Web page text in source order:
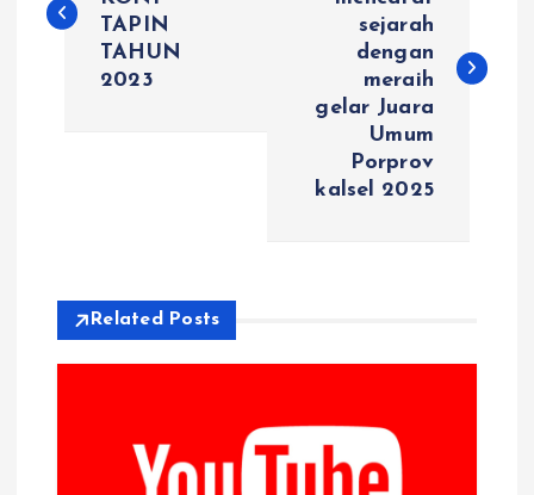
v
TAPIN
TAHUN
2023
sejarah
dengan
meraih
gelar Juara
Umum
Porprov
kalsel 2025
Related Posts